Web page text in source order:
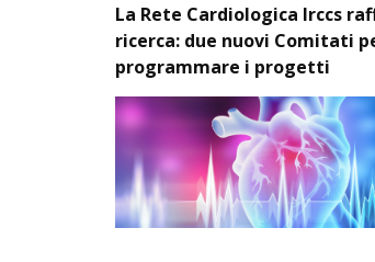
La Rete Cardiologica Irccs
ricerca: due nuovi Comitati
programmare i progetti